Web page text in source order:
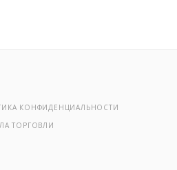
КОНФИДЕНЦИАЛЬНОСТИ
ТОРГОВЛИ